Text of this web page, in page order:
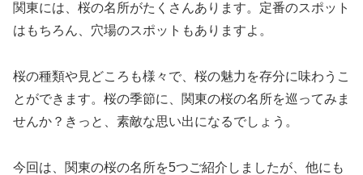
関東には、桜の名所がたくさんあります。定番のスポット
はもちろん、穴場のスポットもありますよ。
桜の種類や見どころも様々で、桜の魅力を存分に味わうこ
とができます。桜の季節に、関東の桜の名所を巡ってみま
せんか？きっと、素敵な思い出になるでしょう。
今回は、関東の桜の名所を5つご紹介しましたが、他にも